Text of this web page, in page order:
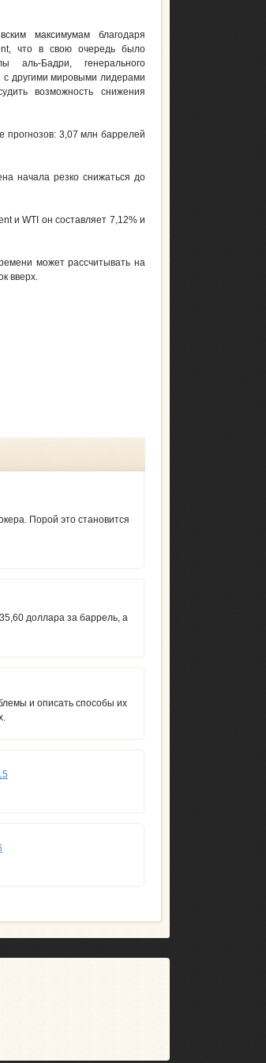
максимумам благодаря
что в свою очередь было
аль-Бадри, генерального
с другими мировыми лидерами
возможность снижения
3,07 млн баррелей
начала резко снижаться до
и WTI он составляет 7,12% и
может рассчитывать на
вверх.
Порой это становится
доллара за баррель, а
и описать способы их